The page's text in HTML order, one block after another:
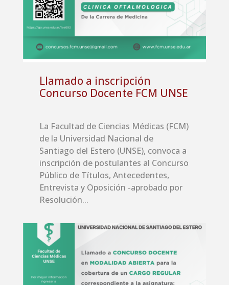
Llamado a inscripción
Concurso Docente FCM UNSE
La Facultad de Ciencias Médicas (FCM)
de la Universidad Nacional de
Santiago del Estero (UNSE), convoca a
inscripción de postulantes al Concurso
Público de Títulos, Antecedentes,
Entrevista y Oposición -aprobado por
Resolución...